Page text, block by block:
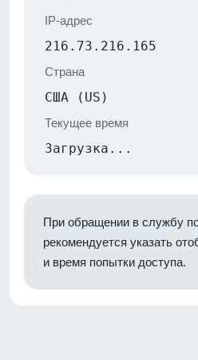
IP-адрес
216.73.216.165
Страна
США (US)
Текущее время
Загрузка...
При обращении в службу
рекомендуется указать
и время попытки доступа.